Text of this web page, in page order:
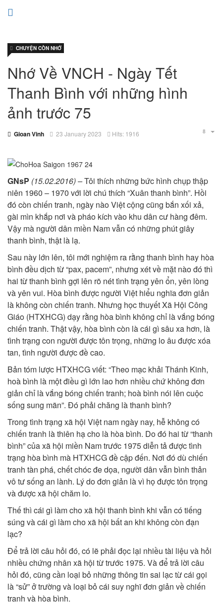
Nhớ Về VNCH - Ngày Tết
Thanh Bình với những hình
ảnh trước 75
Gioan Vinh
CHUYỆN CÒN NHỚ
23 January 2023 Hits: 1916
GNsP (15.02.2016) –Tôi thích những bức hình chụp thập
niên 1960 – 1970 với lời chú thích “Xuân thanh bình”. Hồi
đó còn chiến tranh, ngày nào Việt cộng cũng bắn xối xả,
gài mìn khắp nơi và pháo kích vào khu dân cư hàng đêm.
Vậy mà người dân miền Nam vẫn có những phút giây
thanh bình, thật là lạ.
Sau này lớn lên, tôi mới nghiệm ra rằng thanh bình hay hòa
bình đều dịch từ “pax, pacem”, nhưng xét về mặt nào đó thì
hai từ thanh bình gợi lên rõ nét tình trạng yên ổn, yên lòng
và yên vui. Hòa bình được người Việt hiểu nghĩa đơn giản
là không còn chiến tranh. Nhưng học thuyết Xã Hội Công
Giáo (HTXHCG) dạy rằng hòa bình không chỉ là vắng bóng
chiến tranh. Thật vậy, hòa bình còn là cái gì sâu xa hơn, là
tình trạng con người được tôn trọng, những lo âu được xóa
tan, tình người được đề cao.
Bản tóm lược HTXHCG viết: “Theo mạc khải Thánh Kinh,
hoà bình là một điều gì lớn lao hơn nhiều chứ không đơn
giản chỉ là vắng bóng chiến tranh; hoà bình nói lên cuộc
sống sung mãn”. Đó phải chăng là thanh bình?
Trong tình trạng xã hội Việt nam ngày nay, hễ không có
chiến tranh là thiên hạ cho là hòa bình. Do đó hai từ “thanh
bình” của xã hội miền Nam trước 1975 diễn tả được tình
trạng hòa bình mà HTXHCG đề cập đến. Nơi đó dù chiến
tranh tàn phá, chết chóc đe dọa, người dân vẫn bình thản
vô tư sống an lành. Lý do đơn giản là vì họ được tôn trọng
và được xã hội chăm lo.
Thế thì cái gì làm cho xã hội thanh bình khi vẫn có tiếng
súng và cái gì làm cho xã hội bất an khi không còn đạn
lạc?
Để trả lời câu hỏi đó, có lẽ phải đọc lại nhiều tài liệu và hỏi
nhiều chứng nhân xã hội từ trước 1975. Và để trả lời câu
hỏi đó, cũng cần loại bỏ những thông tin sai lạc từ cái gọi
là “sử” ở trường và loại bỏ cái suy nghĩ đơn giản về chiến
tranh và hòa bình.